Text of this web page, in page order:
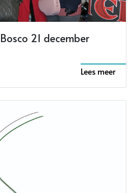
21 december
Lees meer